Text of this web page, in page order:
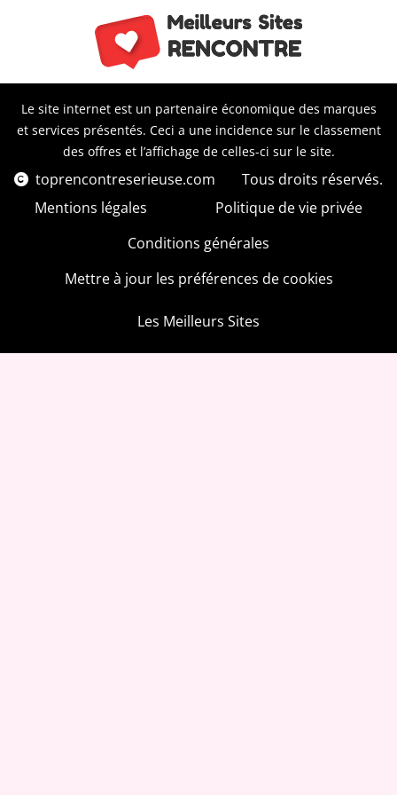
Le site internet est un partenaire économique des marques
et services présentés. Ceci a une incidence sur le classement
des offres et l’affichage de celles-ci sur le site.
toprencontreserieuse.com
Tous droits réservés.
Mentions légales
Politique de vie privée
Conditions générales
Mettre à jour les préférences de cookies
Les Meilleurs Sites